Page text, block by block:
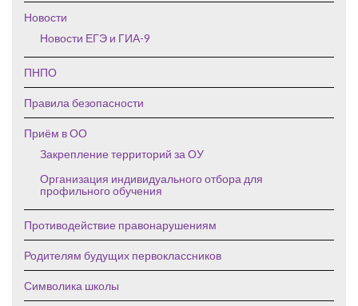
Новости
Новости ЕГЭ и ГИА-9
ПНПО
Правила безопасности
Приём в ОО
Закрепление территорий за ОУ
Организация индивидуального отбора для
профильного обучения
Противодействие правонарушениям
Родителям будущих первоклассников
Символика школы